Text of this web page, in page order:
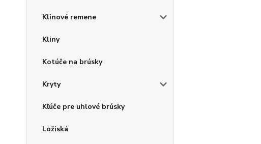
Klinové remene
Kliny
Kotúče na brúsky
Kryty
Kľúče pre uhlové brúsky
Ložiská